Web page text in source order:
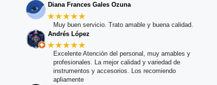
Diana Frances Gales Ozuna
★★★★★
Muy buen servicio. Trato amable y buena calidad.
Andrés López
★★★★★
Excelente Atención del personal, muy amables y
profesionales. La mejor calidad y variedad de
instrumentos y accesorios. Los recomiendo
apliamente